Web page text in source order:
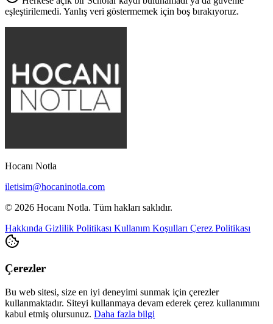
eşleştirilemedi. Yanlış veri göstermemek için boş bırakıyoruz.
Hocanı Notla
iletisim@hocaninotla.com
© 2026 Hocanı Notla. Tüm hakları saklıdır.
Hakkında Gizlilik Politikası Kullanım Koşulları Çerez Politikası
Çerezler
Bu web sitesi, size en iyi deneyimi sunmak için çerezler
kullanmaktadır. Siteyi kullanmaya devam ederek çerez kullanımını
kabul etmiş olursunuz. Daha fazla bilgi